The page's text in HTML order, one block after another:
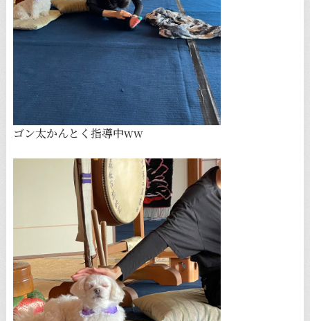
ゴン太かんとく指導中ww